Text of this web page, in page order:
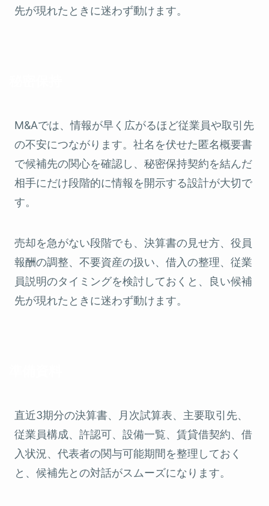
先が現れたときに迷わず動けます。
M&Aでは、情報が早く広がるほど従業員や取引先
の不安につながります。社名を伏せた匿名概要書
で候補先の関心を確認し、秘密保持契約を結んだ
相手にだけ段階的に情報を開示する設計が大切で
す。
売却を急がない段階でも、決算書の見せ方、役員
報酬の調整、不要資産の扱い、借入の整理、従業
員説明のタイミングを検討しておくと、良い候補
先が現れたときに迷わず動けます。
直近3期分の決算書、月次試算表、主要取引先、
従業員構成、許認可、設備一覧、賃貸借契約、借
入状況、代表者の関与可能期間を整理しておく
と、候補先との対話がスムーズになります。